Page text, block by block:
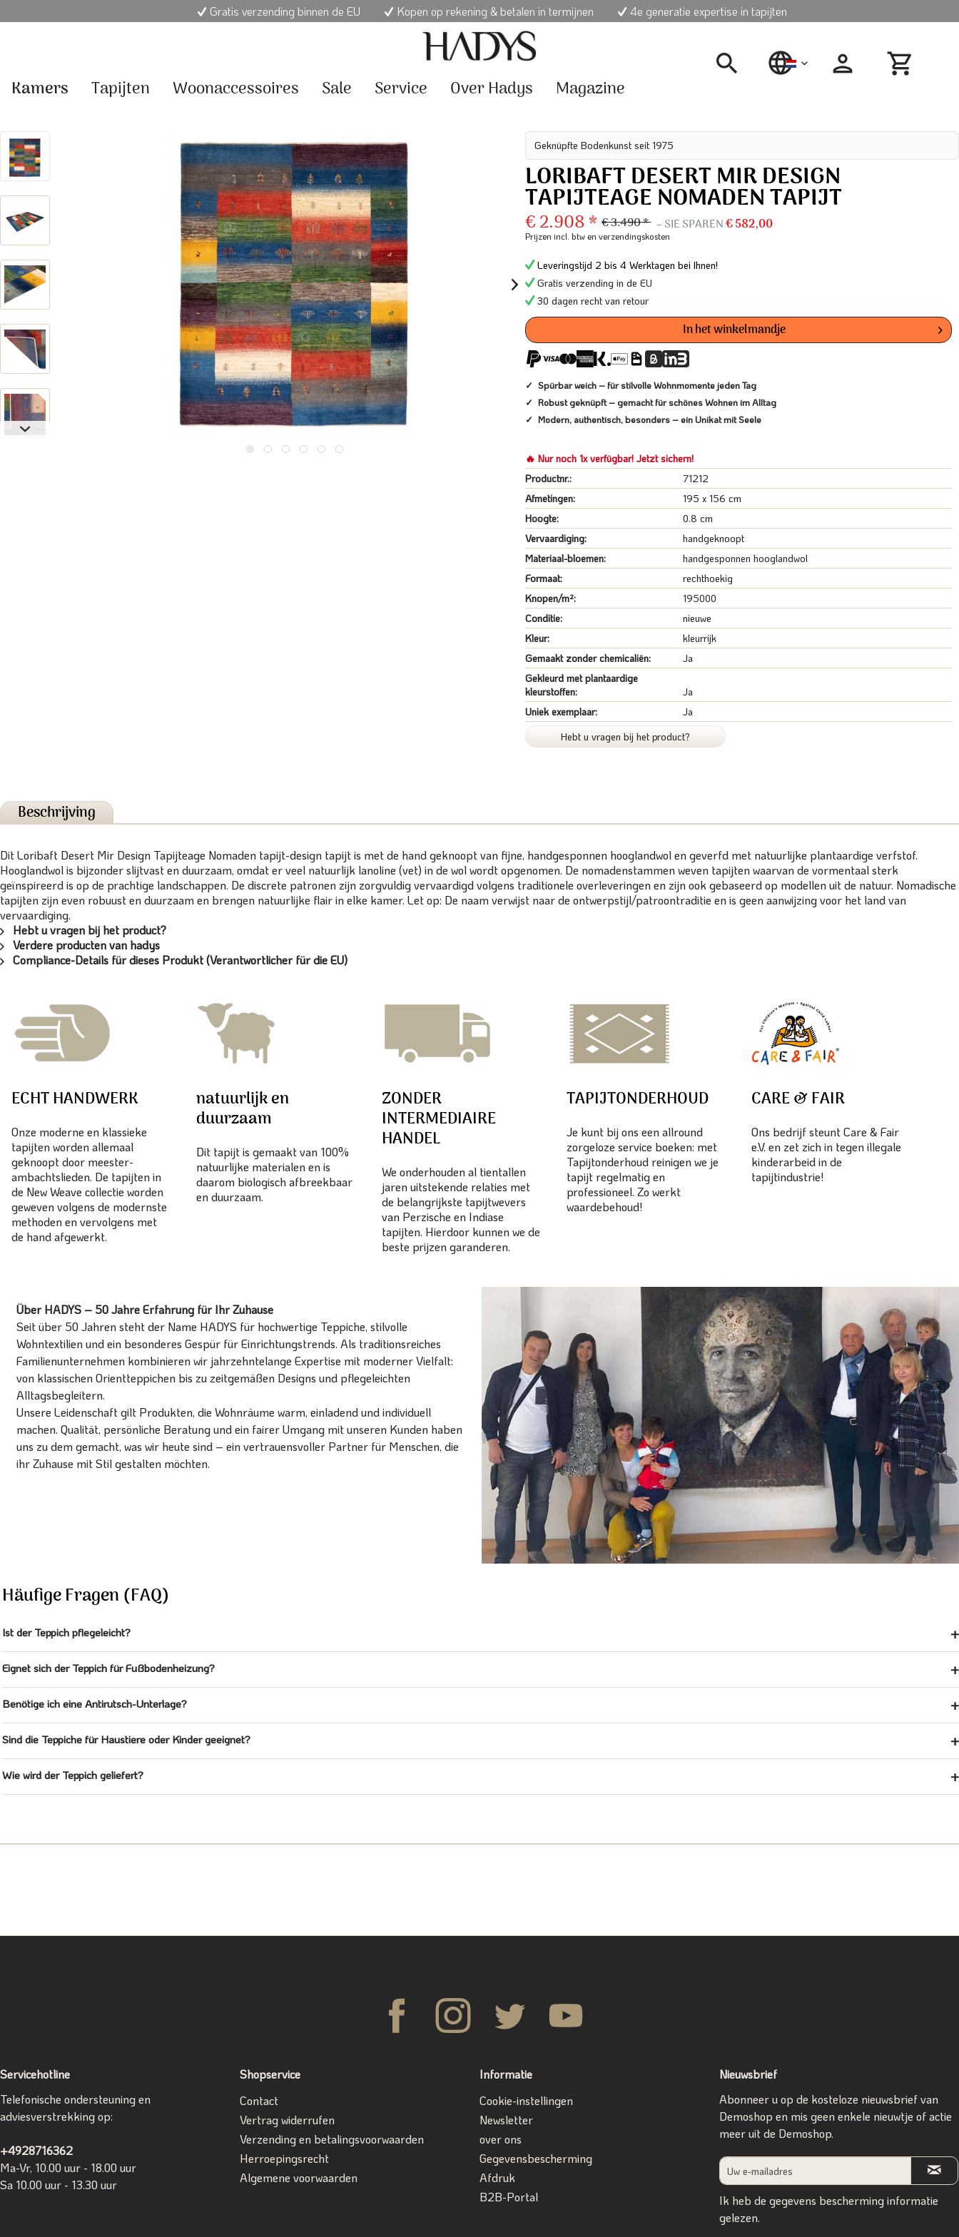
Gratis verzending binnen de EU Kopen op rekening & betalen in termijnen 4e generatie expertise in tapijten
nederlands
Kamers Tapijten Woonaccessoires Sale Service Over Hadys Magazine
Geknüpfte Bodenkunst seit 1975
LORIBAFT DESERT MIR DESIGN
TAPIJTEAGE NOMADEN TAPIJT
€ 2.908 * € 3.490 * – SIE SPAREN€ 582,00
Prijzen incl. btwen verzendingskosten
Leveringstijd 2 bis 4 Werktagen bei Ihnen!
Gratis verzending in de EU
30 dagen recht van retour
In het winkelmandje
Spürbar weich – für stilvolle Wohnmomente jeden Tag
Robust geknüpft – gemacht für schönes Wohnen im Alltag
Modern, authentisch, besonders – ein Unikat mit Seele
🔥 Nur noch 1x verfügbar! Jetzt sichern!
Productnr.:
71212
Afmetingen:
195 x 156 cm
Hoogte:
0.8 cm
Vervaardiging:
handgeknoopt
Materiaal-bloemen:
handgesponnen hooglandwol
Formaat:
rechthoekig
Knopen/m²:
195000
Conditie:
nieuwe
Kleur:
kleurrijk
Gemaakt zonder chemicaliën:
Ja
Gekleurd met plantaardige
kleurstoffen:
Ja
Uniek exemplaar:
Ja
Hebt u vragen bij het product?
Beschrijving
Dit Loribaft Desert Mir Design Tapijteage Nomaden tapijt-design tapijt is met de hand geknoopt van fijne, handgesponnen hooglandwol en geverfd met natuurlijke plantaardige verfstof.
Hooglandwol is bijzonder slijtvast en duurzaam, omdat er veel natuurlijk lanoline (vet) in de wol wordt opgenomen. De nomadenstammen weven tapijten waarvan de vormentaal sterk
geïnspireerd is op de prachtige landschappen. De discrete patronen zijn zorgvuldig vervaardigd volgens traditionele overleveringen en zijn ook gebaseerd op modellen uit de natuur. Nomadische
tapijten zijn even robuust en duurzaam en brengen natuurlijke flair in elke kamer. Let op: De naam verwijst naar de ontwerpstijl/patroontraditie en is geen aanwijzing voor het land van
vervaardiging.
Hebt u vragen bij het product?
Verdere producten van hadys
Compliance-Details für dieses Produkt (Verantwortlicher für die EU)
ECHT HANDWERK
Onze moderne en klassieke
tapijten worden allemaal
geknoopt door meester-
ambachtslieden. De tapijten in
de New Weave collectie worden
geweven volgens de modernste
methoden en vervolgens met
de hand afgewerkt.
natuurlijk en
duurzaam
Dit tapijt is gemaakt van 100%
natuurlijke materialen en is
daarom biologisch afbreekbaar
en duurzaam.
ZONDER
INTERMEDIAIRE
HANDEL
We onderhouden al tientallen
jaren uitstekende relaties met
de belangrijkste tapijtwevers
van Perzische en Indiase
tapijten. Hierdoor kunnen we de
beste prijzen garanderen.
TAPIJTONDERHOUD
Je kunt bij ons een allround
zorgeloze service boeken: met
Tapijtonderhoud reinigen we je
tapijt regelmatig en
professioneel. Zo werkt
waardebehoud!
CARE & FAIR
Ons bedrijf steunt Care & Fair
e.V. en zet zich in tegen illegale
kinderarbeid in de
tapijtindustrie!
Über HADYS – 50 Jahre Erfahrung für Ihr Zuhause
Seit über 50 Jahren steht der Name HADYS für hochwertige Teppiche, stilvolle
Wohntextilien und ein besonderes Gespür für Einrichtungstrends. Als traditionsreiches
Familienunternehmen kombinieren wir jahrzehntelange Expertise mit moderner Vielfalt:
von klassischen Orientteppichen bis zu zeitgemäßen Designs und pflegeleichten
Alltagsbegleitern.
Unsere Leidenschaft gilt Produkten, die Wohnräume warm, einladend und individuell
machen. Qualität, persönliche Beratung und ein fairer Umgang mit unseren Kunden haben
uns zu dem gemacht, was wir heute sind – ein vertrauensvoller Partner für Menschen, die
ihr Zuhause mit Stil gestalten möchten.
Häufige Fragen (FAQ)
Ist der Teppich pflegeleicht?
Eignet sich der Teppich für Fußbodenheizung?
Benötige ich eine Antirutsch-Unterlage?
Sind die Teppiche für Haustiere oder Kinder geeignet?
Wie wird der Teppich geliefert?
Servicehotline
Telefonische ondersteuning en
adviesverstrekking op:
+4928716362
Ma-Vr, 10.00 uur - 18.00 uur
Sa 10.00 uur - 13.30 uur
Shopservice
Contact
Vertrag widerrufen
Verzending en betalingsvoorwaarden
Herroepingsrecht
Algemene voorwaarden
Informatie
Cookie-instellingen
Newsletter
over ons
Gegevensbescherming
Afdruk
B2B-Portal
Nieuwsbrief
Abonneer u op de kosteloze nieuwsbrief van
Demoshop en mis geen enkele nieuwtje of actie
meer uit de Demoshop.
Ik heb de gegevens bescherming informatie
gelezen.